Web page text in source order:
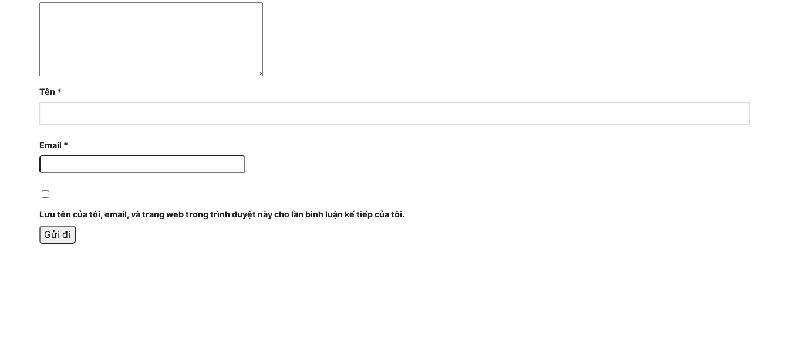
Tên *
Email *
Lưu tên của tôi, email, và trang web trong trình duyệt này cho lần bình luận kế tiếp của tôi.